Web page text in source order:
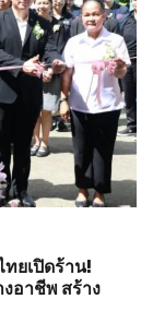
ยเปิดร้าน!
อาชีพ สร้าง